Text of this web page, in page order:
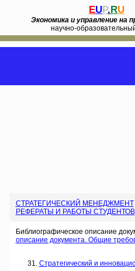
EUP.RU
Экономика и управление на
научно-
СТРАТЕГИЧЕСКИЙ МЕНЕДЖМЕНТ
РЕФЕРАТЫ И РАБОТЫ СТУДЕНТОВ
Библиографическое описание
описание документа. Общие
Стратегический и